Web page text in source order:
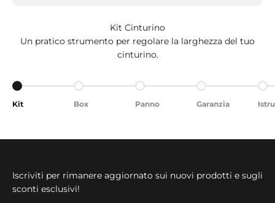
Kit Cinturino
Un pratico strumento per regolare la larghezza del tuo
cinturino.
Aller à l'élément 1
Kit
Aller à l'élément 2
Box
Aller à l'élément 3
Panno
Aller à l'élément 4
Garanzia
Iscriviti per rimanere aggiornato sui nuovi prodotti e sugli
sconti esclusivi!